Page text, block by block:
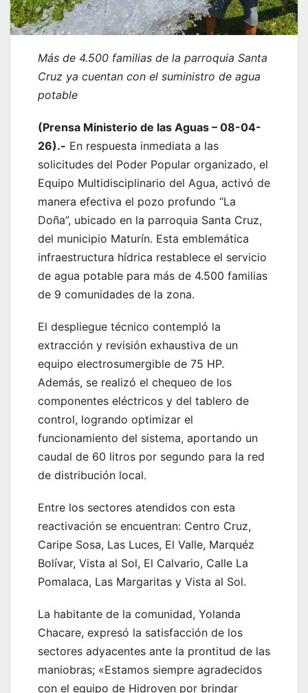
Más de 4.500 familias de la parroquia Santa
Cruz ya cuentan con el suministro de agua
potable
‎‎(Prensa Ministerio de las Aguas – 08-04-
26).- En respuesta inmediata a las
solicitudes del Poder Popular organizado, el
Equipo Multidisciplinario del Agua, activó de
manera efectiva el pozo profundo “La
Doña”, ubicado en la parroquia Santa Cruz,
del municipio Maturín. Esta emblemática
infraestructura hídrica restablece el servicio
de agua potable para más de 4.500 familias
de 9 comunidades de la zona.
El despliegue técnico contempló la
extracción y revisión exhaustiva de un
equipo electrosumergible de 75 HP.
Además, se realizó el chequeo de los
componentes eléctricos y del tablero de
control, logrando optimizar el
funcionamiento del sistema, aportando un
caudal de 60 litros por segundo para la red
de distribución local.
Entre los sectores atendidos con esta
reactivación se encuentran: Centro Cruz,
Caripe Sosa, Las Luces, El Valle, Marquéz
Bolívar, Vista al Sol, El Calvario, Calle La
Pomalaca, Las Margaritas y Vista al Sol.
La habitante de la comunidad, Yolanda
Chacare, expresó la satisfacción de los
sectores adyacentes ante la prontitud de las
maniobras; «Estamos siempre agradecidos
con el equipo de Hidroven por brindar